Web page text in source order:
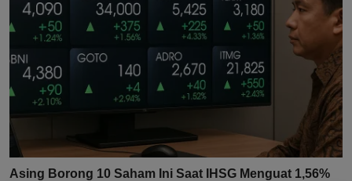
Asing Borong 10 Saham Ini Saat IHSG Menguat 1,56%